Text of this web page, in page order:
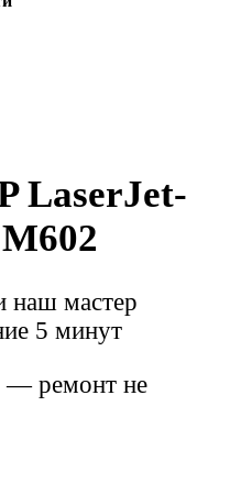
LaserJet-
наш мастер
5 минут
— ремонт не